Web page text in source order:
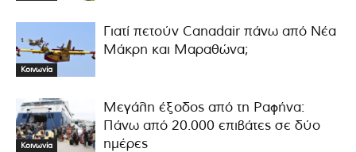
Κοινωνία
Γιατί πετούν Canadair πάνω από Νέα
Μάκρη και Μαραθώνα;
Κοινωνία
Μεγάλη έξοδος από τη Ραφήνα:
Πάνω από 20.000 επιβάτες σε δύο
ημέρες